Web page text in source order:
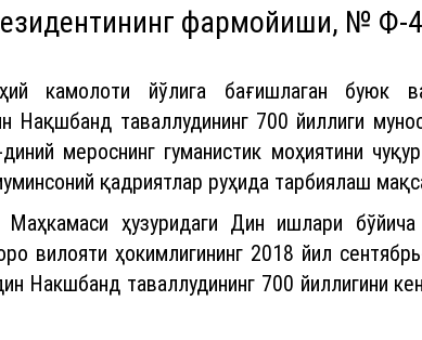
фармойиши, № Ф-
камолоти йўлига бағишлаган буюк
Нақшбанд таваллудининг 700 йиллиги
мероснинг гуманистик моҳиятини
қадриятлар руҳида тарбиялаш
ҳузуридаги Дин ишлари
вилояти ҳокимлигининг 2018 йил
Накшбанд таваллудининг 700 йиллигини